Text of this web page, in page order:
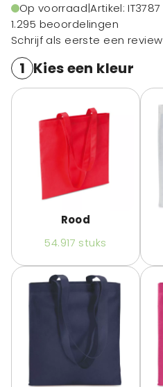
Op voorraad|Artikel: IT3787
1.295 beoordelingen
Schrijf als eerste een review
1 Kies een kleur
Rood
54.917 stuks